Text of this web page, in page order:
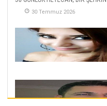
30 Temmuz 2026